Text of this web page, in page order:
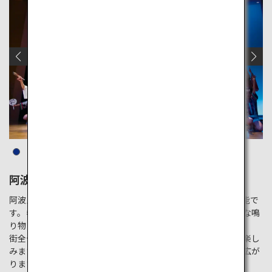
阿波おどり会館
阿波踊りは400年以上の歴史を持つ、徳島の夏を彩る伝統芸能で
す。参加者は「連」と呼ばれるグループを組み、リズミカルな鳴
り物の音に合わせて華やかに踊ります。
街全体で盛り上がり、踊る人も観る人も一体となって祭りを楽し
みます。夜には提灯の明かりが街を彩り、幻想的な雰囲気が広が
ります。